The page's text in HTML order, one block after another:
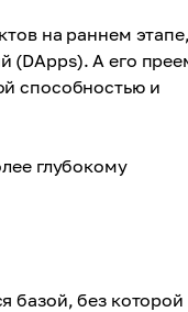
на раннем
(DApps). А его
способностью и
глубокому
базой, без которой